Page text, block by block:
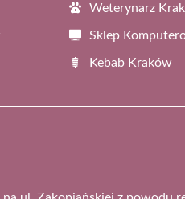
Weterynarz
Sklep
Kebab Kraków